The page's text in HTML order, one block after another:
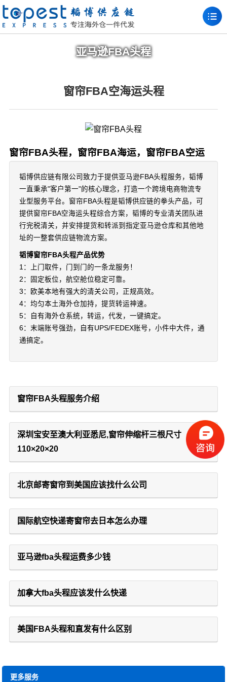
亚马逊FBA头程
窗帘FBA空海运头程
窗帘FBA头程，窗帘FBA海运，窗帘FBA空运
韬博供应链有限公司致力于提供亚马逊FBA头程服务，韬博
一直秉承"客户第一"的核心理念，打造一个跨境电商物流专
业型服务平台。窗帘FBA头程是韬博供应链的拳头产品，可
提供窗帘FBA空海运头程综合方案，韬博的专业清关团队进
行完税清关，并安排提货和转派到指定亚马逊仓库和其他地
址的一整套供应链物流方案。
韬博窗帘FBA头程产品优势
1：上门取件，门到门的一条龙服务！
2：固定板位，航空舱位稳定可靠。
3：欧美本地有强大的清关公司，正规高效。
4：均匀本土海外仓加持，提货转运神速。
5：自有海外仓系统，转运，代发，一键搞定。
6：末端账号强劲，自有UPS/FEDEX账号，小件中大件，通
通搞定。
窗帘FBA头程服务介绍
深圳宝安至澳大利亚悉尼,窗帘伸缩杆三根尺寸
110×20×20
北京邮寄窗帘到美国应该找什么公司
国际航空快递寄窗帘去日本怎么办理
亚马逊fba头程运费多少钱
加拿大fba头程应该发什么快递
美国FBA头程和直发有什么区别
更多服务